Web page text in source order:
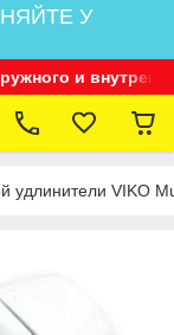
У
и
удлинители VIKO